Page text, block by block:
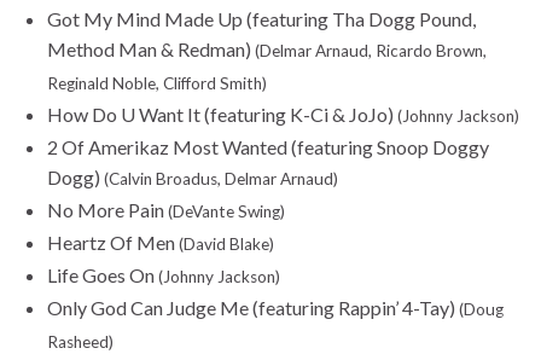
Got My Mind Made Up (featuring Tha Dogg Pound,
Method Man & Redman) (Delmar Arnaud, Ricardo Brown,
Reginald Noble, Clifford Smith)
How Do U Want It (featuring K-Ci & JoJo) (Johnny Jackson)
2 Of Amerikaz Most Wanted (featuring Snoop Doggy
Dogg) (Calvin Broadus, Delmar Arnaud)
No More Pain(DeVante Swing)
Heartz Of Men(David Blake)
Life Goes On(Johnny Jackson)
Only God Can Judge Me (featuring Rappin’ 4-Tay) (Doug
Rasheed)